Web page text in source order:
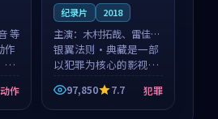
等
作
围
成
动作
纪录片 2018
主演： 木村拓哉、雷佳音
等
银翼法则·典藏是一部
以犯罪为核心的影视作
品，围绕危机、反转与
人物成长展开，整体节
奏紧凑，值得推荐观
97,850 7.7 犯罪